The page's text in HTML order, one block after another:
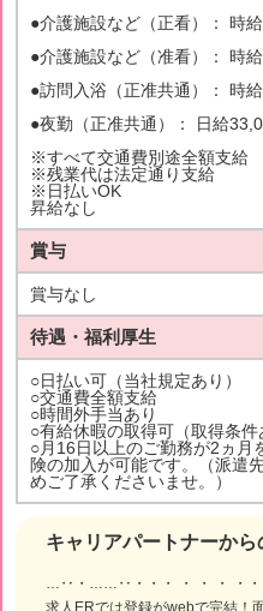
キャリアパートナーから
…‥・……‥・・・ ・ ・ ・ ・
求人ERでは登録がwebで完結！
●介護施設など（正看）： 時
●介護施設など（准看）： 時
●訪問入浴（正准共通）： 時
●夜勤（正准共通）： 日給
※すべて交通費別途全額支給
※残業代は法定通り支給
※日払いOK
昇給なし
賞与
賞与なし
待遇・福利厚生
○日払い可（当社規定あり）
○交通費全額支給
○時間外手当あり
○有給休暇の取得可（取得条件
○月16日以上のご勤務が2ヵ月
険の加入が可能です。（派遣
めご了承くださいませ。）